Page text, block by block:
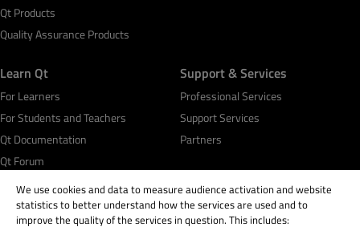
Qt Products
Quality Assurance Products
Learn Qt
For Learners
For Students and Teachers
Qt Documentation
Qt Forum
Support & Services
Professional Services
Support Services
Partners
We use cookies and data to measure audience activation and website
statistics to better understand how the services are used and to
improve the quality of the services in question. This includes: